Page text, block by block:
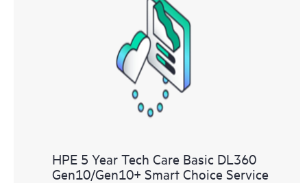
HPE 5 Year Tech Care Basic DL360
Gen10/Gen10+ Smart Choice Service